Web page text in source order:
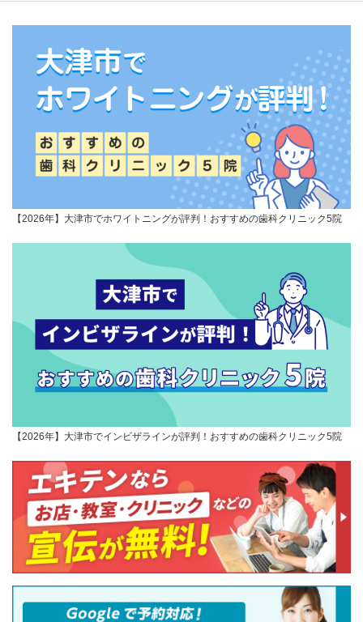
【2026年】大津市でホワイトニングが評判！おすすめの歯科クリニック5院
【2026年】大津市でインビザラインが評判！おすすめの歯科クリニック5院